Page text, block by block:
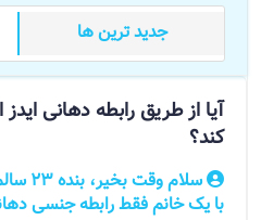
جدید ترین ها
آیا از طریق رابطه دهانی ایدز
کند؟
با یک خانم فقط رابطه جنسی